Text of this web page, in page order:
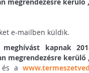
e-mailben küldik.
kapnak
megrendezésre kerülő
és a